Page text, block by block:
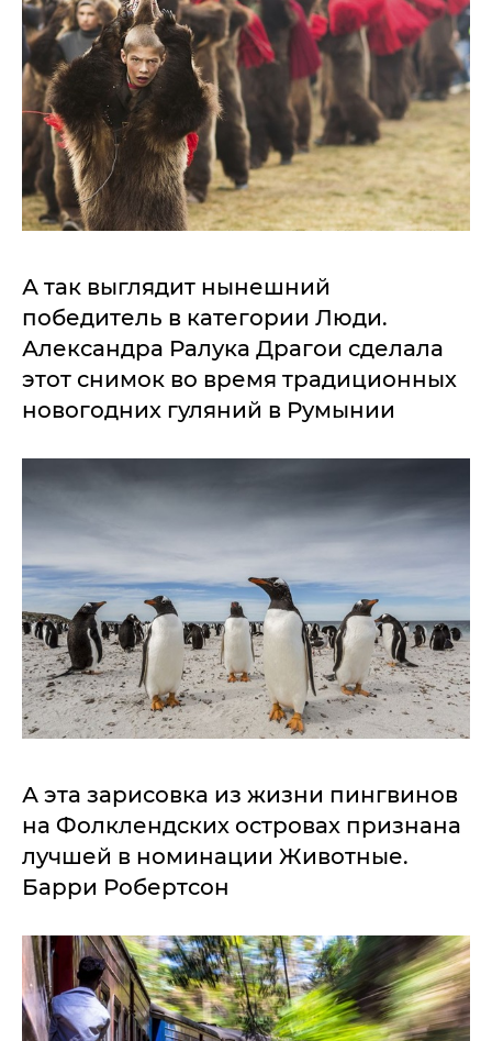
А так выглядит нынешний
победитель в категории Люди.
Александра Ралука Драгои сделала
этот снимок во время традиционных
новогодних гуляний в Румынии
А эта зарисовка из жизни пингвинов
на Фолклендских островах признана
лучшей в номинации Животные.
Барри Робертсон